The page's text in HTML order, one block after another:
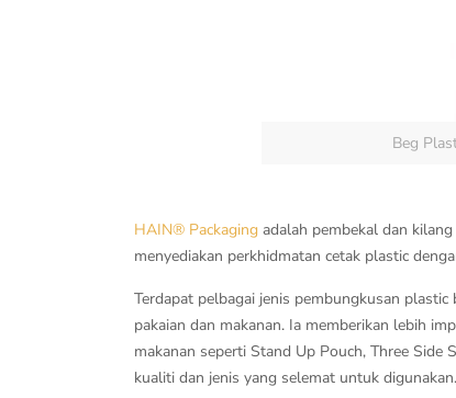
Beg
HAIN® Packaging adalah pembekal dan
menyediakan perkhidmatan cetak plastic
Terdapat pelbagai jenis pembungkusan
pakaian dan makanan. Ia memberikan lebih
makanan seperti Stand Up Pouch, Three
kualiti dan jenis yang selemat untuk digunakan.